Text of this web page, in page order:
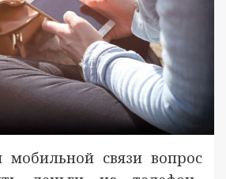
мобильной связи вопрос